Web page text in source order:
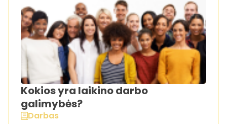
Kokios yra laikino darbo
galimybės?
Darbas